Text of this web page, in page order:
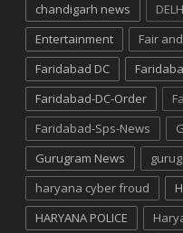
chandigarh news
Entertainment
Fair
Faridabad DC
Faridabad-DC-Order
Faridabad-Sps-News
Gurugram News
haryana cyber froud
HARYANA POLICE